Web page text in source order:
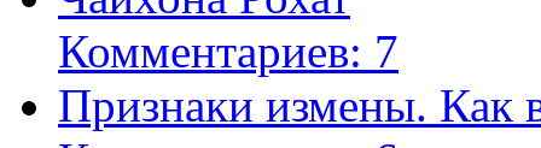
Комментариев: 7
Признаки измены. Как